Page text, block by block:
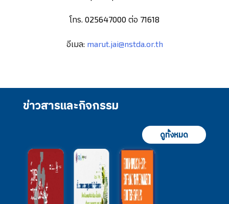
โทร. 025647000 ต่อ 71618
อีเมล: marut.jai@nstda.or.th
ข่าวสารและกิจกรรม
ดูทั้งหมด